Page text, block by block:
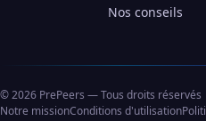
Nos conseils
© 2026 PrePeers — Tous droits réservés
Notre missionConditions d'utilisation